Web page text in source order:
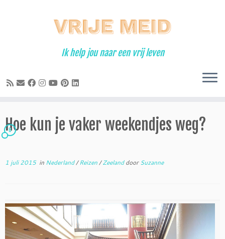
Ik help jou naar een vrij leven
Hoe kun je vaker weekendjes weg?
8
1 juli 2015in Nederland/Reizen/ZeelanddoorSuzanne